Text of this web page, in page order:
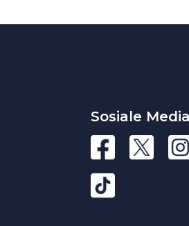
Sosiale Media